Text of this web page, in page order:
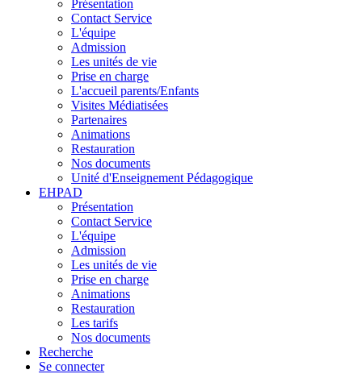
Présentation
Contact Service
L'équipe
Admission
Les unités de vie
Prise en charge
L'accueil parents/Enfants
Visites Médiatisées
Partenaires
Animations
Restauration
Nos documents
Unité d'Enseignement Pédagogique
EHPAD
Présentation
Contact Service
L'équipe
Admission
Les unités de vie
Prise en charge
Animations
Restauration
Les tarifs
Nos documents
Recherche
Se connecter